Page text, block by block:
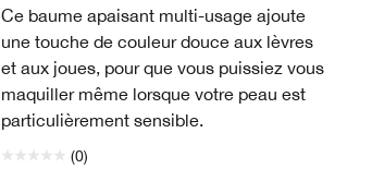
Ce baume apaisant multi-usage ajoute
une touche de couleur douce aux lèvres
et aux joues, pour que vous puissiez vous
maquiller même lorsque votre peau est
particulièrement sensible.
(0)